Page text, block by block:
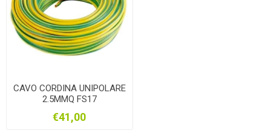
CAVO CORDINA UNIPOLARE
2.5MMQ FS17
€41,00